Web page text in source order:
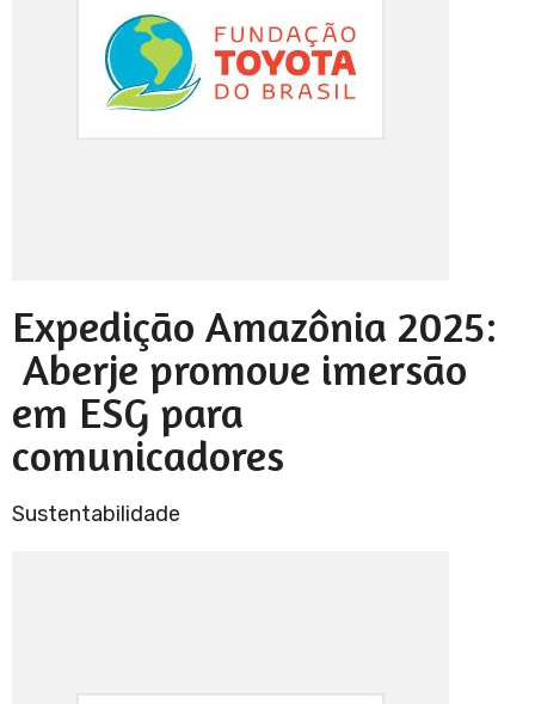
Expedição Amazônia 2025:
Aberje promove imersão
em ESG para
comunicadores
Sustentabilidade